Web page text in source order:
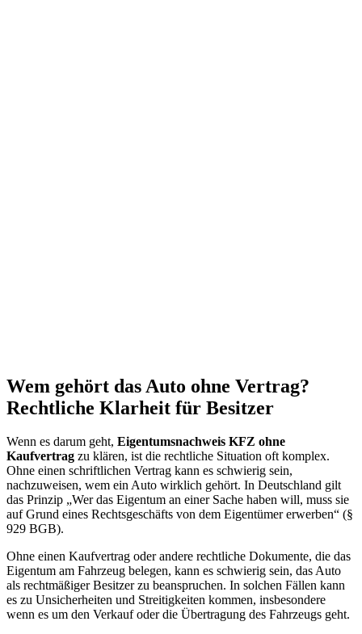
Wem gehört das Auto ohne Vertrag?
Rechtliche Klarheit für Besitzer
Wenn es darum geht, Eigentumsnachweis KFZ ohne
Kaufvertrag zu klären, ist die rechtliche Situation oft komplex.
Ohne einen schriftlichen Vertrag kann es schwierig sein,
nachzuweisen, wem ein Auto wirklich gehört. In Deutschland gilt
das Prinzip „Wer das Eigentum an einer Sache haben will, muss sie
auf Grund eines Rechtsgeschäfts von dem Eigentümer erwerben“ (§
929 BGB).
Ohne einen Kaufvertrag oder andere rechtliche Dokumente, die das
Eigentum am Fahrzeug belegen, kann es schwierig sein, das Auto
als rechtmäßiger Besitzer zu beanspruchen. In solchen Fällen kann
es zu Unsicherheiten und Streitigkeiten kommen, insbesondere
wenn es um den Verkauf oder die Übertragung des Fahrzeugs geht.